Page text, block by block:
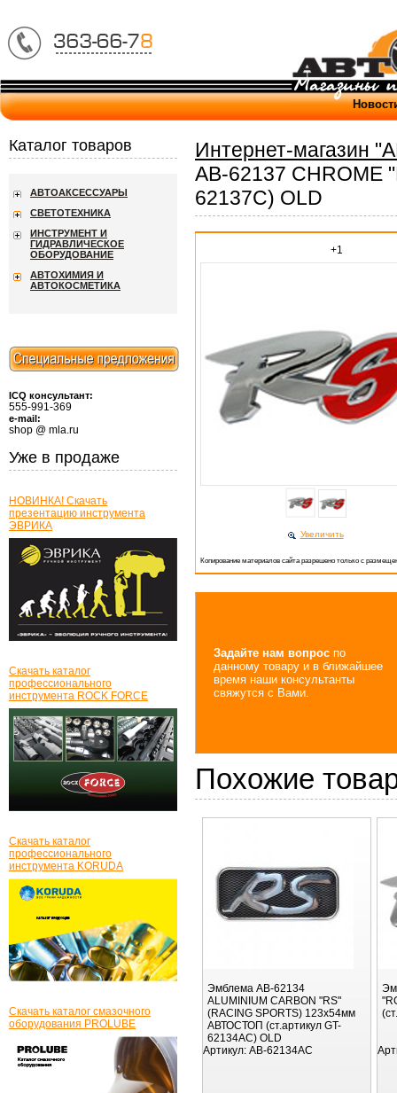
Интернет-магазин
AB-62137 CHROME
62137C) OLD
+1
Увеличить
Копирование материалов сайта разрешено только с
Задайте нам вопрос по
данному товару и в ближайшее
время наши консультанты
свяжутся с Вами.
Похожие
Эмблема AB-62134
ALUMINIUM CARBON "RS"
(RACING SPORTS) 123х54мм
АВТОСТОП (ст.артикул GT-
62134AC) OLD
Артикул: AB-62134AC
Каталог товаров
АВТОАКСЕССУАРЫ
СВЕТОТЕХНИКА
ИНСТРУМЕНТ И
ГИДРАВЛИЧЕСКОЕ
ОБОРУДОВАНИЕ
АВТОХИМИЯ И
АВТОКОСМЕТИКА
ICQ консультант:
555-991-369
e-mail:
shop @ mla.ru
Уже в продаже
НОВИНКА! Скачать
презентацию инструмента
ЭВРИКА
Скачать каталог
профессионального
инструмента ROCK FORCE
Скачать каталог
профессионального
инструмента KORUDA
Скачать каталог смазочного
оборудования PROLUBE